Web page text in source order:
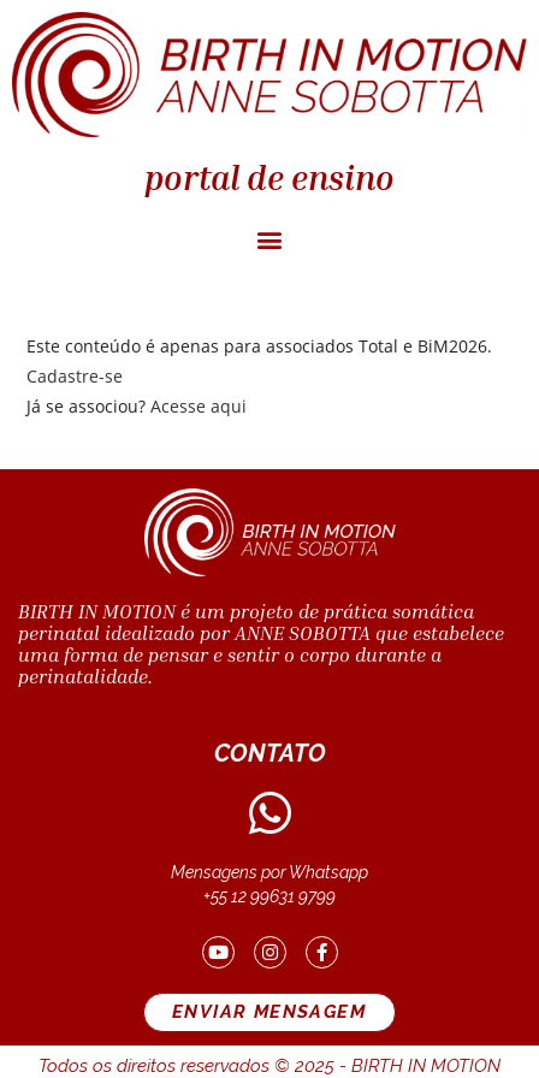
portal de ensino
Este conteúdo é apenas para associados Total e BiM2026.
Cadastre-se
Já se associou?Acesse aqui
BIRTH IN MOTION é um projeto de prática somática
perinatal idealizado por ANNE SOBOTTA que estabelece
uma forma de pensar e sentir o corpo durante a
perinatalidade.
CONTATO
Mensagens por Whatsapp
+55 12 99631 9799
ENVIAR MENSAGEM
Todos os direitos reservados © 2025 - BIRTH IN MOTION